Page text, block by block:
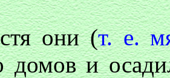
они (т. е.
домов и